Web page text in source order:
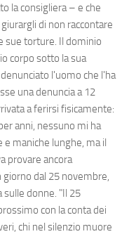
la consigliera – e che
di non raccontare
sue torture. Il dominio
corpo sotto la sua
l'uomo che l'ha
una denuncia a 12
a ferirsi fisicamente:
anni, nessuno mi ha
maniche lunghe, ma il
provare ancora
giorno dal 25 novembre,
sulle donne. "Il 25
con la conta dei
chi nel silenzio muore